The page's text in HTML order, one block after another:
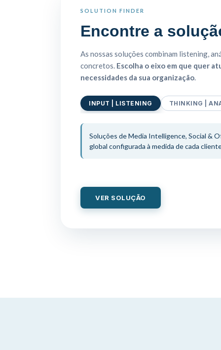
SOLUTION FINDER
Encontre a
As nossas soluções combinam listening,
concretos. Escolha o eixo em que quer
necessidades da sua organização.
INPUT | LISTENING THINKING |
Soluções de Media Intelligence, Social &
global configurada à medida de cada
VER SOLUÇÃO